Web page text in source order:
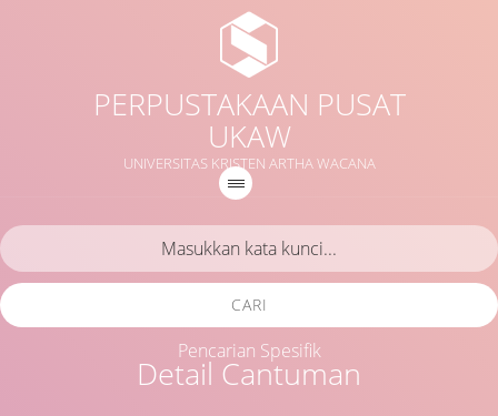
PERPUSTAKAAN PUSAT
UKAW
UNIVERSITAS KRISTEN ARTHA WACANA
Detail Cantuman
CARI
Pencarian Spesifik